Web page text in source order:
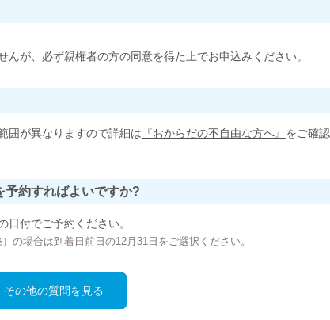
が、必ず親権者の方の同意を得た上でお申込みください。
囲が異なりますので詳細は 『おからだの不自由な方へ』 をご確
予約すればよいですか?
付でご予約ください。
の場合は到着日前日の12月31日をご選択ください。
その他の質問を見る